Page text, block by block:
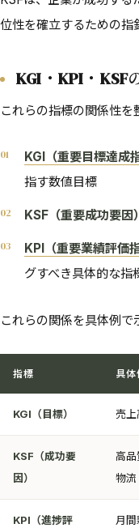
位性を確立するための指
KGI・KPI・KSF
これらの指標の関係性を
KGI（重要目標達成
指す数値目標
KSF（重要成功要因）
KPI（重要業績評価指
グすべき具体的な指
これらの関係を具体例で
指標 具体
KGI（目標） 売上
KSF（成功要
因）
高
物流
KPI（進捗評
月